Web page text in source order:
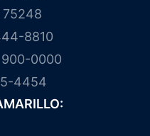
75248
8810
0000
4454